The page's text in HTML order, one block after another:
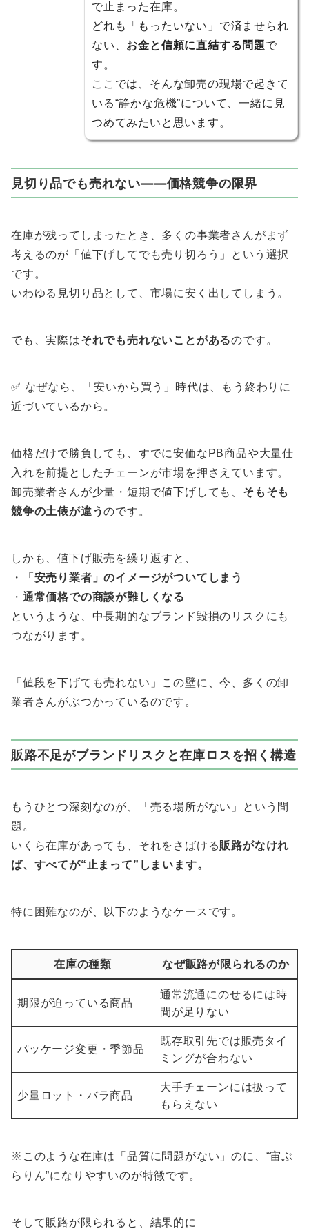
で止まった在庫。
どれも「もったいない」で済ませられ
ない、 お金と信頼に直結する問題で
す。
ここでは、そんな卸売の現場で起きて
いる“静かな危機”について、一緒に見
つめてみたいと思います。
見切り品でも売れない——価格競争の限界
在庫が残ってしまったとき、多くの事業者さんがまず
考えるのが「値下げしてでも売り切ろう」という選択
です。
いわゆる見切り品として、市場に安く出してしまう。
でも、実際はそれでも売れないことがあるのです。
✅ なぜなら、「安いから買う」時代は、もう終わりに
近づいているから。
価格だけで勝負しても、すでに安価なPB商品や大量仕
入れを前提としたチェーンが市場を押さえています。
卸売業者さんが少量・短期で値下げしても、 そもそも
競争の土俵が違うのです。
しかも、値下げ販売を繰り返すと、
・
「安売り業者」のイメージがついてしまう
・ 通常価格での商談が難しくなる
というような、中長期的なブランド毀損のリスクにも
つながります。
「値段を下げても売れない」この壁に、今、多くの卸
業者さんがぶつかっているのです。
販路不足がブランドリスクと在庫ロスを招く構造
もうひとつ深刻なのが、「売る場所がない」という問
題。
いくら在庫があっても、それをさばける販路がなけれ
ば、すべてが“止まって”しまいます。
特に困難なのが、以下のようなケースです。
在庫の種類 なぜ販路が限られるのか
期限が迫っている商品
通常流通にのせるには時
間が足りない
パッケージ変更・季節品
既存取引先では販売タイ
ミングが合わない
少量ロット・バラ商品
大手チェーンには扱って
もらえない
※このような在庫は「品質に問題がない」のに、“宙ぶ
らりん”になりやすいのが特徴です。
そして販路が限られると、結果的に